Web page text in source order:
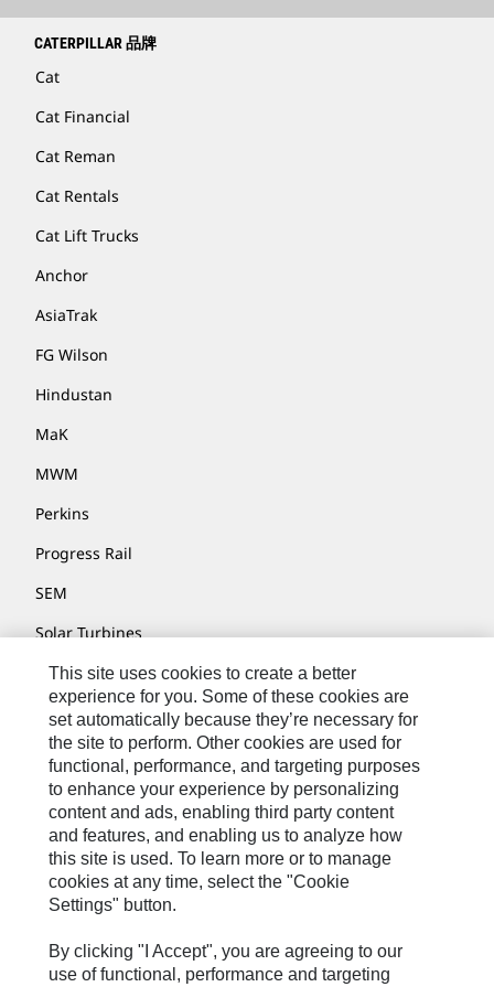
CATERPILLAR 品牌
Cat
Cat Financial
Cat Reman
Cat Rentals
Cat Lift Trucks
Anchor
AsiaTrak
FG Wilson
Hindustan
MaK
MWM
Perkins
Progress Rail
SEM
Solar Turbines
SPM Oil & Gas
Turner Powertrain Systems
联系我们
网站地图
Cookie Settings
法律声明
隐私条款
Cat.com
This site uses cookies to create a better
experience for you. Some of these cookies are
set automatically because they’re necessary for
the site to perform. Other cookies are used for
functional, performance, and targeting purposes
to enhance your experience by personalizing
content and ads, enabling third party content
and features, and enabling us to analyze how
this site is used. To learn more or to manage
cookies at any time, select the "Cookie
Settings" button.
By clicking "I Accept", you are agreeing to our
use of functional, performance and targeting